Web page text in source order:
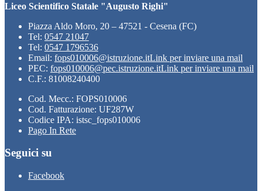
Liceo Scientifico Statale "Augusto Righi"
Piazza Aldo Moro, 20 – 47521 - Cesena (FC)
Tel: 0547 21047
Tel: 0547 1796536
Email: fops010006@istruzione.itLink per inviare una mail
PEC: fops010006@pec.istruzione.itLink per inviare una mail
C.F.: 81008240400
Cod. Mecc.: FOPS010006
Cod. Fatturazione: UF287W
Codice IPA: istsc_fops010006
Pago In Rete
Seguici su
Facebook